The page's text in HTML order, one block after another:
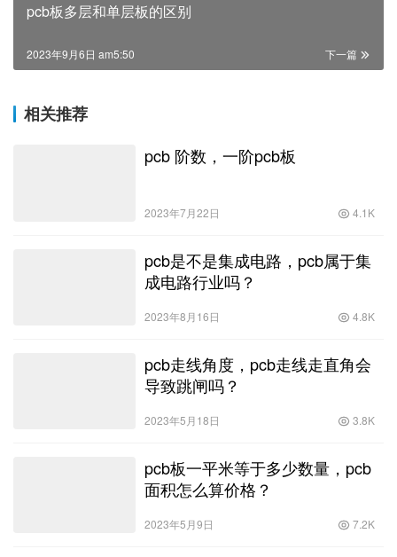
pcb板多层和单层板的区别
下一篇
2023年9月6日 am5:50
相关推荐
pcb 阶数，一阶pcb板
2023年7月22日 4.1K
pcb是不是集成电路，pcb属于集
成电路行业吗？
2023年8月16日 4.8K
pcb走线角度，pcb走线走直角会
导致跳闸吗？
2023年5月18日 3.8K
pcb板一平米等于多少数量，pcb
面积怎么算价格？
2023年5月9日 7.2K